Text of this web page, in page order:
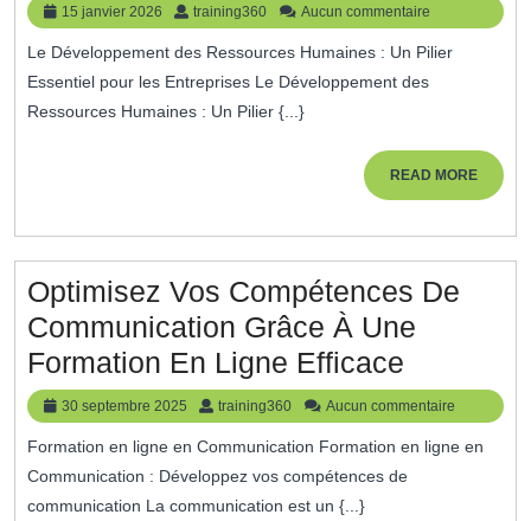
Des
:
Clé
Réussite
15 janvier 2026
15
janvier
2026
training360 training360
Aucun commentaire
Le Développement des Ressources Humaines : Un Pilier
Essentiel pour les Entreprises Le Développement des
Ressources Humaines : Un Pilier {...}
READ MOREREAD
MORE
Optimisez Vos Compétences De
Communication Grâce À Une
Formation En Ligne Efficace
Vos
De
30 septembre 2025
30
septembre
2025
training360 training360
Aucun commentaire
Formation en ligne en Communication Formation en ligne en
Communication : Développez vos compétences de
communication La communication est un {...}